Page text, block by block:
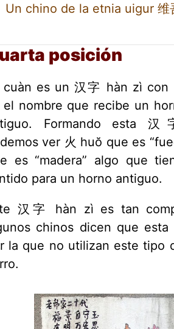
Un chino de la etnia uigur 维
posición
cuàn es un 汉字 hàn zì con
el nombre que recibe un
Formando esta
ver 火 huŏ que es
es “madera” algo que
para un horno antiguo.
汉字 hàn zì es tan
chinos dicen que esta
la que no utilizan este tipo